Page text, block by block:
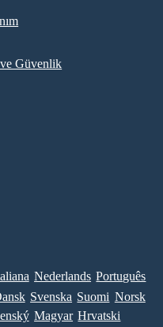
Güvenlik
Nederlands Português
Svenska Suomi Norsk
Magyar Hrvatski